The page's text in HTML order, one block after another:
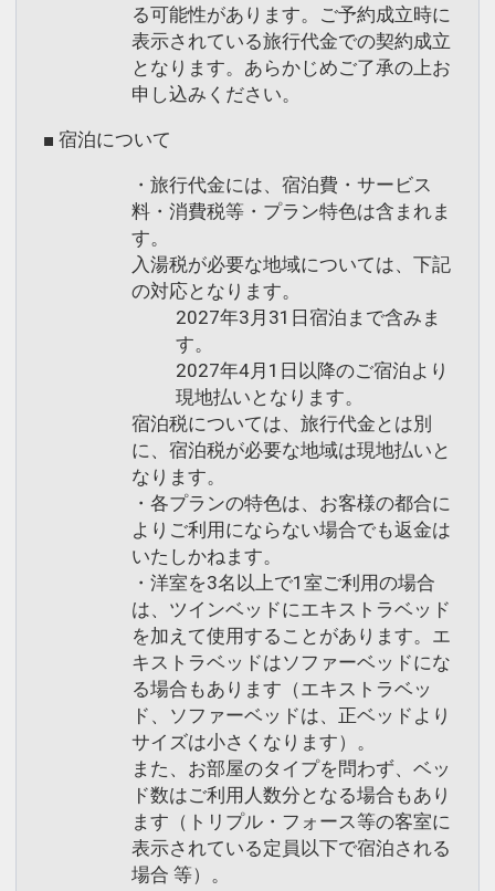
る可能性があります。ご予約成立時に
表示されている旅行代金での契約成立
となります。あらかじめご了承の上お
申し込みください。
■ 宿泊について
・旅行代金には、宿泊費・サービス
料・消費税等・プラン特色は含まれま
す。
入湯税が必要な地域については、下記
の対応となります。
2027年3月31日宿泊まで含みま
す。
2027年4月1日以降のご宿泊より
現地払いとなります。
宿泊税については、旅行代金とは別
に、宿泊税が必要な地域は現地払いと
なります。
・各プランの特色は、お客様の都合に
よりご利用にならない場合でも返金は
いたしかねます。
・洋室を3名以上で1室ご利用の場合
は、ツインベッドにエキストラベッド
を加えて使用することがあります。エ
キストラベッドはソファーベッドにな
る場合もあります（エキストラベッ
ド、ソファーベッドは、正ベッドより
サイズは小さくなります）。
また、お部屋のタイプを問わず、ベッ
ド数はご利用人数分となる場合もあり
ます（トリプル・フォース等の客室に
表示されている定員以下で宿泊される
場合 等）。